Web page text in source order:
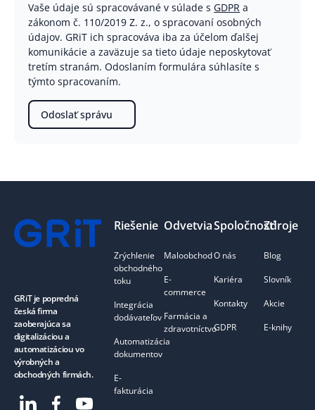
Vaše údaje sú spracovávané v súlade s GDPR a
zákonom č. 110/2019 Z. z., o spracovaní osobných
údajov. GRiT ich spracováva iba za účelom ďalšej
komunikácie a zaväzuje sa tieto údaje neposkytovať
tretím stranám. Odoslaním formulára súhlasíte s
týmto spracovaním.
Odoslať správu
GRiT je popredná
česká firma
zaoberajúca sa
digitalizáciou a
automatizáciou vo
výrobných a
obchodných firmách.
Riešenie
Zrýchlenie
obchodného
toku
Integrácia
dodávateľov
Automatizácia
dokumentov
E-
fakturácia
Odvetvia
Maloobchod
E-
commerce
Farmácia a
zdravotníctvo
Spoločnosť
O nás
Kariéra
Kontakty
GDPR
Zdroje
Blog
Slovník
Akcie
E-knihy